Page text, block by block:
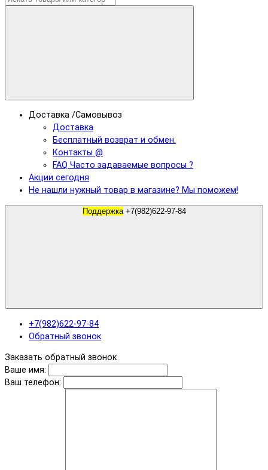
Доставка /Самовывоз
Доставка
Бесплатный возврат и обмен.
Контакты @
FAQ Часто задаваемые вопросы ?
Акции сегодня
Не нашли нужный товар в магазине? Мы поможем!
Поддержка +7(982)622-97-84
+7(982)622-97-84
Обратный звонок
Заказать обратный звонок
Ваше имя:
Ваш телефон: